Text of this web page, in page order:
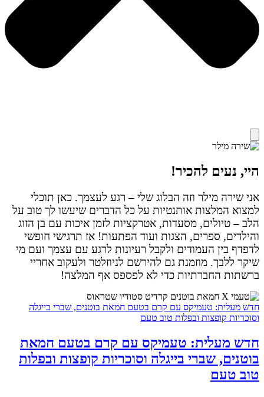
היי, נעים להכיר!
אני שירה מילר וזה הבלוג שלי – רגע לעצמך. כאן תוכלי
למצוא המלצות אותנטיות על כל הדברים שיעשו לך טוב על
הלב – טיולים, מסעדות, אטרקציות לזמן איכות עם בן הזוג
והילדים, ספרים, הצגות ועוד הפתעות! אז תרגישי חופשי
לדפדף בין העמודים ולקבל רעיונות לרגע עם עצמך ועם מי
שיקר ללבך. מוזמנת גם להירשם לניוזלטר ולעקוב אחריי
ברשתות החברתיות כדי לא לפספס אף המלצה!
חדש מעלית: טעמיקס עם קרם בטעם חמאת בוטנים, שברי בייגלה
וסוכריות קופצות ובפלות טוב טעם
חדש מעלית: טעמיקס עם קרם בטעם חמאת
בוטנים, שברי בייגלה וסוכריות קופצות ובפלות
טוב טעם